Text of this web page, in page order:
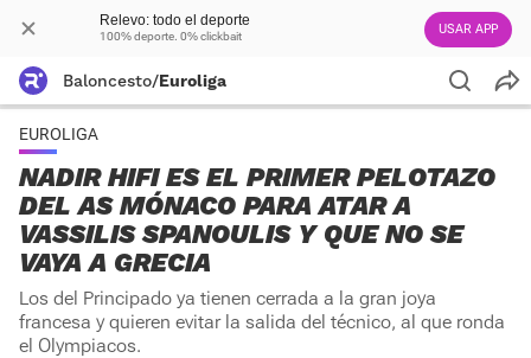
Relevo: todo el deporte
100% deporte. 0% clickbait USAR APP
Baloncesto/Euroliga
EUROLIGA
NADIR HIFI ES EL PRIMER PELOTAZO
DEL AS MÓNACO PARA ATAR A
VASSILIS SPANOULIS Y QUE NO SE
VAYA A GRECIA
Los del Principado ya tienen cerrada a la gran joya
francesa y quieren evitar la salida del técnico, al que ronda
el Olympiacos.